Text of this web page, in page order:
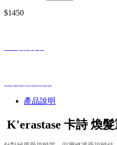
$1450
產品說明
K'erastase 卡詩 煥